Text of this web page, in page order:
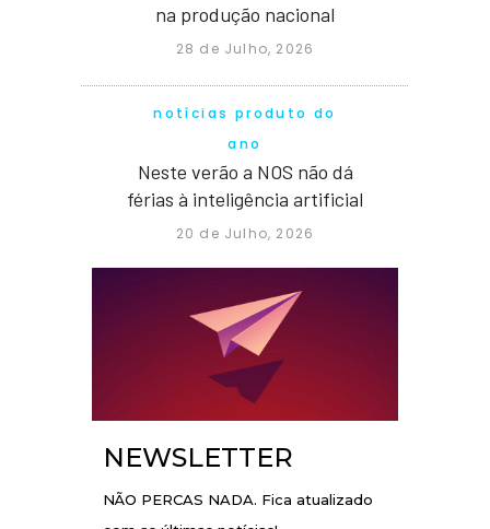
na produção nacional
28 de Julho, 2026
notícias produto do
ano
Neste verão a NOS não dá
férias à inteligência artificial
20 de Julho, 2026
NEWSLETTER
NÃO PERCAS NADA. Fica atualizado